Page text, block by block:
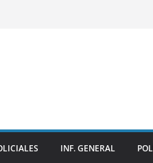
INF. GENERAL